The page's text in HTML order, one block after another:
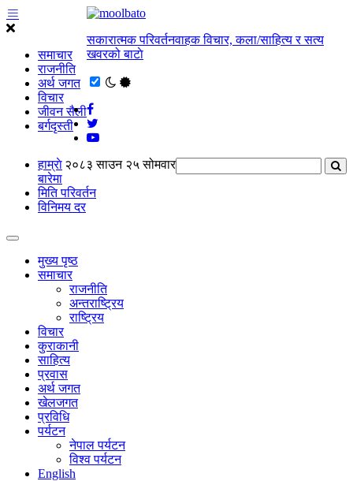
समाचार
राजनीति
अर्थ जगत
विचार
जीवन सैली
बर्गदृस्ती
सकारात्मक परिवर्तनवाहक विचार, कला/साहित्य र सत्य
खवरको बाटाे
२०८३ साउन २५ सोमवार
हाम्राे
बारेमा
मिति परिवर्तन
विनिमय दर
मुख्य पृष्ठ
समाचार
राजनीति
अन्तराष्ट्रिय
राष्ट्रिय
विचार
कुराकानी
साहित्य
प्रवास
अर्थ जगत
खेलजगत
प्रविधि
पर्यटन
नेपाल पर्यटन
विश्व पर्यटन
English